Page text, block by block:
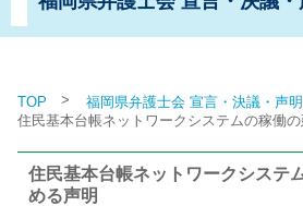
TOP > 福岡県弁護士会 宣言・決議・声
住民基本台帳ネットワークシステムの稼働
住民基本台帳ネットワークシステ
める声明